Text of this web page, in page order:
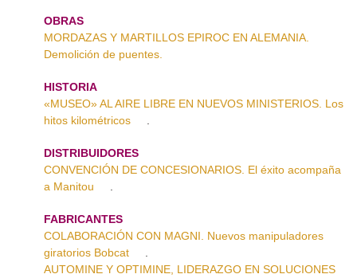
OBRAS
MORDAZAS Y MARTILLOS EPIROC EN ALEMANIA.
Demolición de puentes.
HISTORIA
«MUSEO» AL AIRE LIBRE EN NUEVOS MINISTERIOS. Los
hitos kilométricos
DISTRIBUIDORES
CONVENCIÓN DE CONCESIONARIOS. El éxito acompaña
a Manitou
FABRICANTES
COLABORACIÓN CON MAGNI. Nuevos manipuladores
giratorios Bobcat
AUTOMINE Y OPTIMINE, LIDERAZGO EN SOLUCIONES